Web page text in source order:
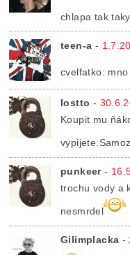
chlapa tak taky
teen-a -
cvelfatko:
lostto -
Koupit mu
punkeer-
trochu vody a
nesmrdel
Gilimplacka -